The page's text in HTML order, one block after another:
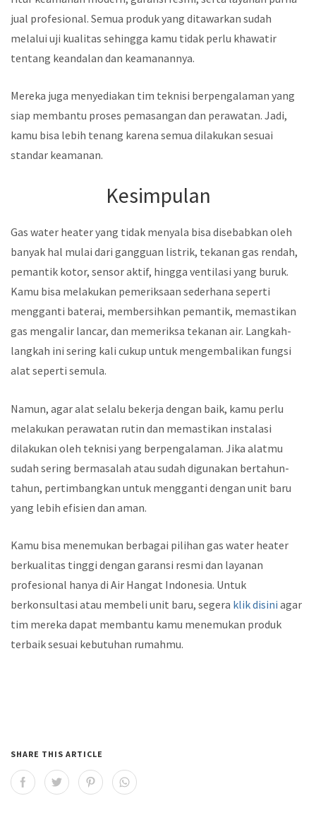
jual profesional. Semua produk yang ditawarkan sudah
melalui uji kualitas sehingga kamu tidak perlu khawatir
tentang keandalan dan keamanannya.
Mereka juga menyediakan tim teknisi berpengalaman yang
siap membantu proses pemasangan dan perawatan. Jadi,
kamu bisa lebih tenang karena semua dilakukan sesuai
standar keamanan.
Kesimpulan
Gas water heater yang tidak menyala bisa disebabkan oleh
banyak hal mulai dari gangguan listrik, tekanan gas rendah,
pemantik kotor, sensor aktif, hingga ventilasi yang buruk.
Kamu bisa melakukan pemeriksaan sederhana seperti
mengganti baterai, membersihkan pemantik, memastikan
gas mengalir lancar, dan memeriksa tekanan air. Langkah-
langkah ini sering kali cukup untuk mengembalikan fungsi
alat seperti semula.
Namun, agar alat selalu bekerja dengan baik, kamu perlu
melakukan perawatan rutin dan memastikan instalasi
dilakukan oleh teknisi yang berpengalaman. Jika alatmu
sudah sering bermasalah atau sudah digunakan bertahun-
tahun, pertimbangkan untuk mengganti dengan unit baru
yang lebih efisien dan aman.
Kamu bisa menemukan berbagai pilihan gas water heater
berkualitas tinggi dengan garansi resmi dan layanan
profesional hanya di Air Hangat Indonesia. Untuk
berkonsultasi atau membeli unit baru, segera klik disini agar
tim mereka dapat membantu kamu menemukan produk
terbaik sesuai kebutuhan rumahmu.
SHARE THIS ARTICLE